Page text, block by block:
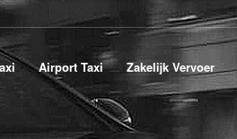
Airport Taxi Zakelijk Vervoer